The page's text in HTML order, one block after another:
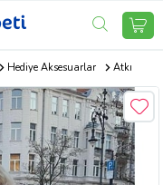
Hediye Aksesuarlar Atkı